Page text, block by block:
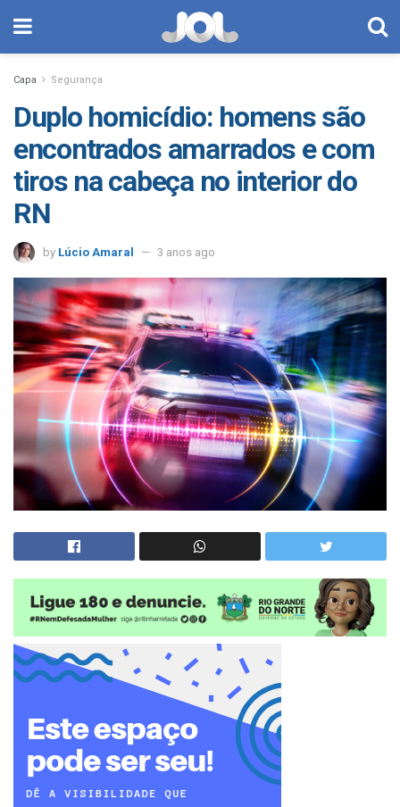
Capa Segurança
Duplo homicídio: homens são
encontrados amarrados e com
tiros na cabeça no interior do
RN
by Lúcio Amaral 3 anos ago